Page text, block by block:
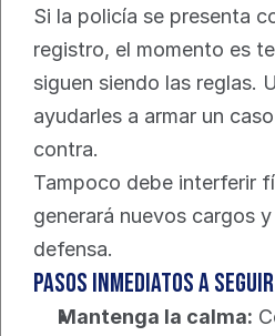
Si la policía se presenta
registro, el momento es
siguen siendo las reglas.
ayudarles a armar un
contra.
Tampoco debe interferir
generará nuevos cargos
defensa.
Pasos inmediatos a seguir
Mantenga la calma: